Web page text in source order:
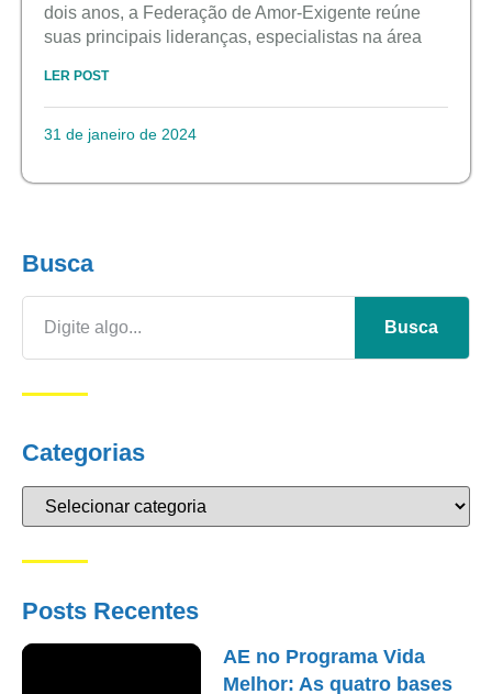
dois anos, a Federação de Amor-Exigente reúne
suas principais lideranças, especialistas na área
LER POST
31 de janeiro de 2024
Busca
Busca
Categorias
Posts Recentes
AE no Programa Vida
Melhor: As quatro bases